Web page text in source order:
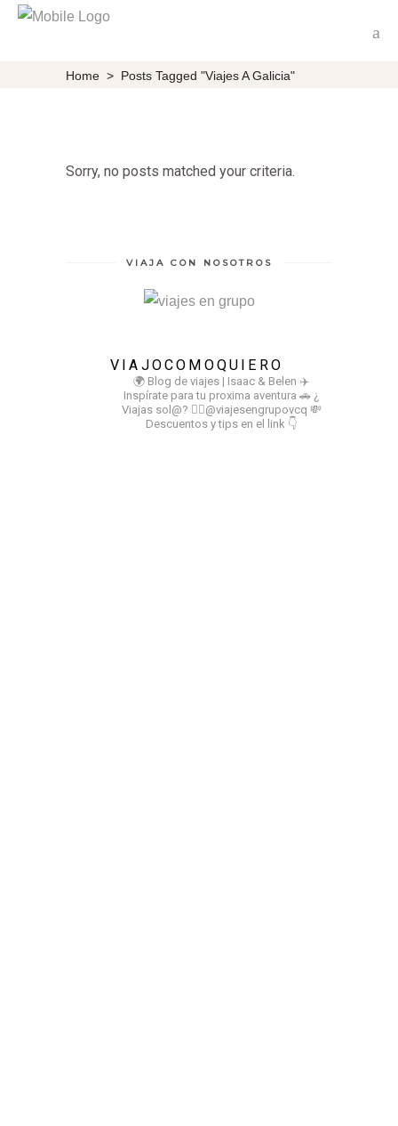
Home > Posts Tagged "Viajes A Galicia"
Sorry, no posts matched your criteria.
VIAJA CON NOSOTROS
VIAJOCOMOQUIERO
🌍 Blog de viajes | Isaac & Belen ✈️
Inspírate para tu proxima aventura 🚗 ¿
Viajas sol@? 👉🏻@viajesengrupovcq 💸
Descuentos y tips en el link 👇